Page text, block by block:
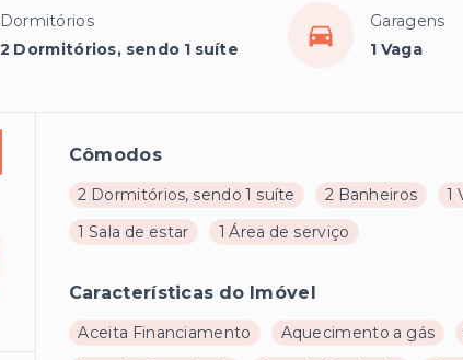
Dormitórios
2 Dormitórios, sendo 1 suíte
Garagens
1 Vaga
Cômodos
2 Dormitórios, sendo 1 suíte 2 Banheiros 1
1 Sala de estar
1 Área de serviço
Características do Imóvel
Aceita Financiamento Aquecimento a gás